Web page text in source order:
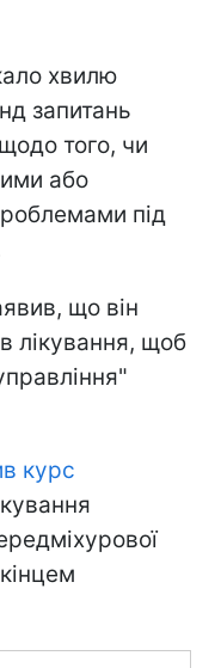
хвилю
запитань
того, чи
або
під
що він
лікування, щоб
курс